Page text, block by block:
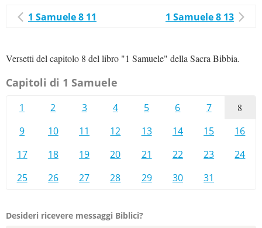
1 Samuele 8 11 1 Samuele 8 13
Versetti del capitolo 8 del libro "1 Samuele" della Sacra Bibbia.
Capitoli di 1 Samuele
1 2 3 4 5 6 7 8
9 10 11 12 13 14 15
16
17
18 19 20 21 22 23
24
25
26 27 28 29 30 31
Desideri ricevere messaggi Biblici?